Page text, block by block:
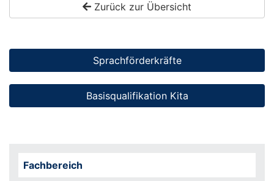
Zurück zur Übersicht
Sprachförderkräfte
Basisqualifikation Kita
Fachbereich